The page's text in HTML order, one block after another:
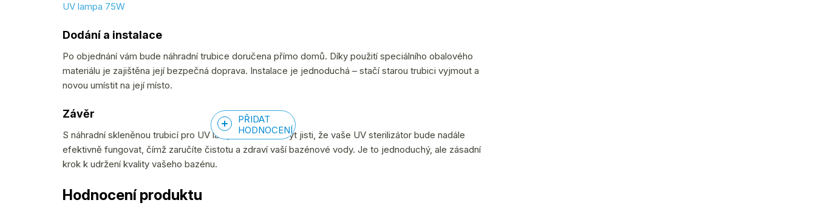
UV lampa 75W
Dodání a instalace
Po objednání vám bude náhradní trubice doručena přímo domů. Díky použití speciálního obalového
materiálu je zajištěna její bezpečná doprava. Instalace je jednoduchá – stačí starou trubici vyjmout a
novou umístit na její místo.
Závěr
S náhradní skleněnou trubicí pro UV lampu si můžete být jisti, že vaše UV sterilizátor bude nadále
efektivně fungovat, čímž zaručíte čistotu a zdraví vaší bazénové vody. Je to jednoduchý, ale zásadní
krok k udržení kvality vašeho bazénu.
Hodnocení produktu
PŘIDAT
HODNOCENÍ